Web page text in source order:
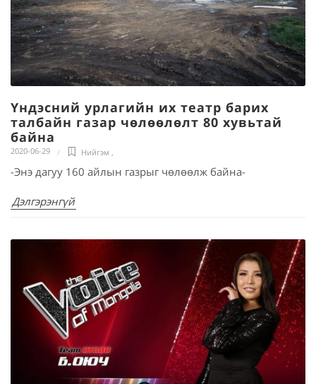
Үндэсний урлагийн их театр барих
талбайн газар чөлөөлөлт 80 хувьтай
байна
2020-06-29 Нийгэм ,
-Энэ дагуу 160 айлын газрыг чөлөөлж байна-
Дэлгэрэнгүй